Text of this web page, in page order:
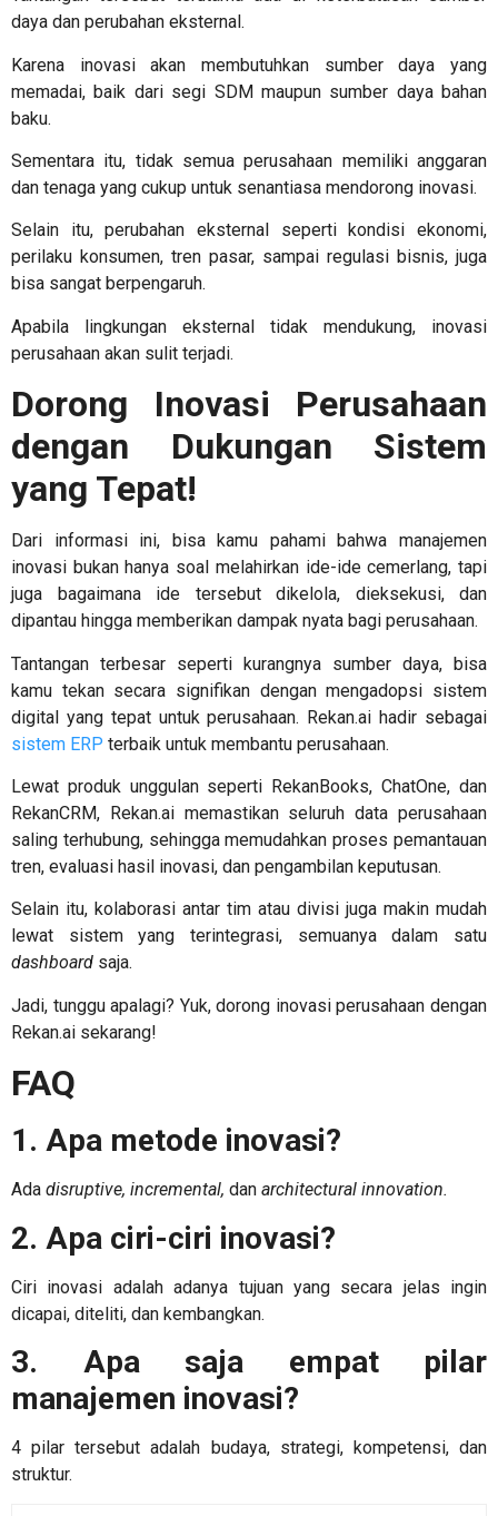
daya dan perubahan eksternal.
Karena inovasi akan membutuhkan sumber daya yang
memadai, baik dari segi SDM maupun sumber daya bahan
baku.
Sementara itu, tidak semua perusahaan memiliki anggaran
dan tenaga yang cukup untuk senantiasa mendorong inovasi.
Selain itu, perubahan eksternal seperti kondisi ekonomi,
perilaku konsumen, tren pasar, sampai regulasi bisnis, juga
bisa sangat berpengaruh.
Apabila lingkungan eksternal tidak mendukung, inovasi
perusahaan akan sulit terjadi.
Dorong Inovasi Perusahaan
dengan Dukungan Sistem
yang Tepat!
Dari informasi ini, bisa kamu pahami bahwa manajemen
inovasi bukan hanya soal melahirkan ide-ide cemerlang, tapi
juga bagaimana ide tersebut dikelola, dieksekusi, dan
dipantau hingga memberikan dampak nyata bagi perusahaan.
Tantangan terbesar seperti kurangnya sumber daya, bisa
kamu tekan secara signifikan dengan mengadopsi sistem
digital yang tepat untuk perusahaan. Rekan.ai hadir sebagai
sistem ERP terbaik untuk membantu perusahaan.
Lewat produk unggulan seperti RekanBooks, ChatOne, dan
RekanCRM, Rekan.ai memastikan seluruh data perusahaan
saling terhubung, sehingga memudahkan proses pemantauan
tren, evaluasi hasil inovasi, dan pengambilan keputusan.
Selain itu, kolaborasi antar tim atau divisi juga makin mudah
lewat sistem yang terintegrasi, semuanya dalam satu
dashboard saja.
Jadi, tunggu apalagi? Yuk, dorong inovasi perusahaan dengan
Rekan.ai sekarang!
FAQ
1. Apa metode inovasi?
Ada disruptive, incremental, dan architectural innovation.
2. Apa ciri-ciri inovasi?
Ciri inovasi adalah adanya tujuan yang secara jelas ingin
dicapai, diteliti, dan kembangkan.
3. Apa saja empat pilar
manajemen inovasi?
4 pilar tersebut adalah budaya, strategi, kompetensi, dan
struktur.